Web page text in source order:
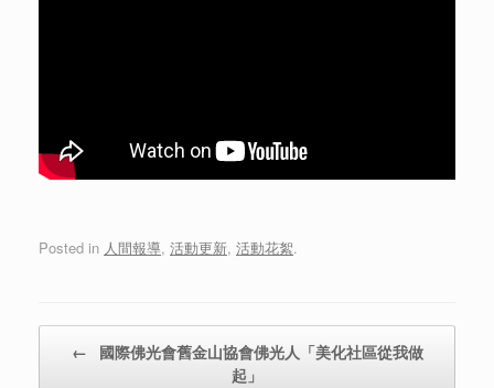
Posted in 人間報導, 活動更新, 活動花絮.
←
國際佛光會舊金山協會佛光人「美化社區從我做
起」